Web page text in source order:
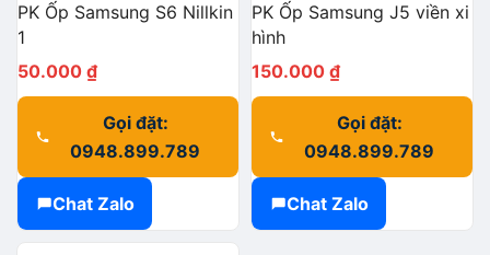
PK Ốp Samsung S6 Nillkin
1
50.000 ₫
Gọi đặt:
0948.899.789
Chat Zalo
PK Ốp Samsung J5 viền xi
hình
150.000 ₫
Gọi đặt:
0948.899.789
Chat Zalo